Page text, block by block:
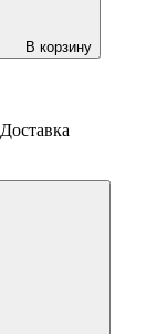
В корзину
Доставка